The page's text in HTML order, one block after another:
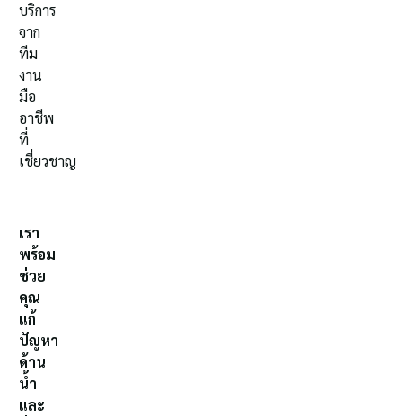
บริการ
จาก
ทีม
งาน
มือ
อาชีพ
ที่
เชี่ยวชาญ
เรา
พร้อม
ช่วย
คุณ
แก้
ปัญหา
ด้าน
น้ำ
และ